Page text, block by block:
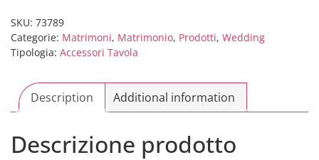
con
mollettina
in
4,5
cm
SKU: 73789
Categorie: Matrimoni, Matrimonio, Prodotti, Wedding
Tipologia: Accessori Tavola
Description Additional information
Descrizione prodotto